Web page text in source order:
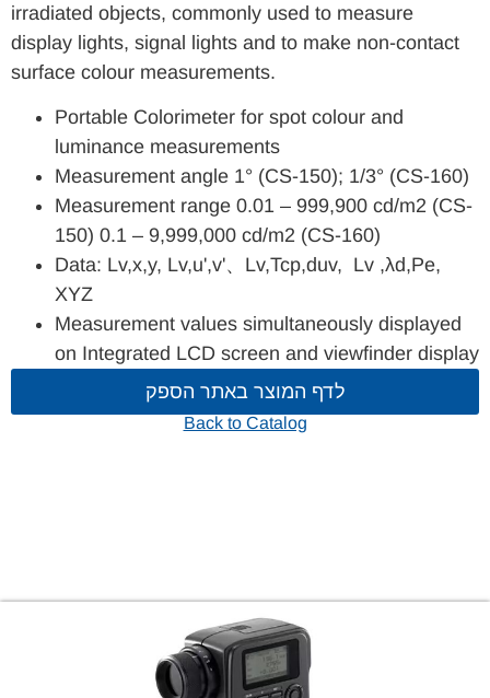
irradiated objects, commonly used to measure
display lights, signal lights and to make non-contact
surface colour measurements.
Portable Colorimeter for spot colour and
luminance measurements
Measurement angle 1° (CS-150); 1/3° (CS-160)
Measurement range 0.01 – 999,900 cd/m2 (CS-
150) 0.1 – 9,999,000 cd/m2 (CS-160)
Data: Lv,x,y, Lv,u',v'、Lv,Tcp,duv, Lv ,λd,Pe,
XYZ
Measurement values simultaneously displayed
on Integrated LCD screen and viewfinder display
לדף המוצר באתר הספק
Back to Catalog